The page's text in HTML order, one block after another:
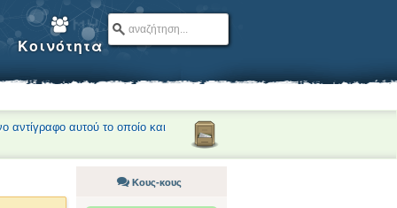
Κοινότητα
αντίγραφο αυτού το οποίο και
Κους-κους